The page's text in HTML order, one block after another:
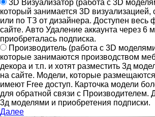
3D Визуализатор (работа с 3D
который занимается 3D визуализацией,
или по ТЗ от дизайнера. Доступен весь
сайте. Авто Удаление аккаунта через 6
приобреталась подписка.
Производитель (работа с 3D
которые занимаются производством
декора и т.п. и хотят разместить 3д
на сайте. Модели, которые
имеют Free доступ. Карточка модели
для обратной связи с Производителем.
3д моделями и приобретения подписки.
Далее